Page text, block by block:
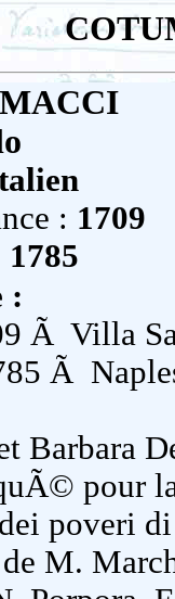
: 1709
1785
:
Ã Villa
Ã
Barbara
pour
poveri
M.